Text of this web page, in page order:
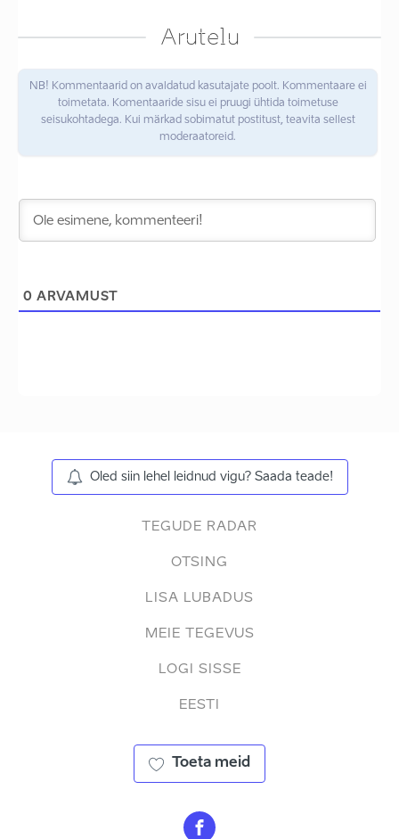
Arutelu
NB! Kommentaarid on avaldatud kasutajate poolt. Kommentaare ei
toimetata. Komentaaride sisu ei pruugi ühtida toimetuse
seisukohtadega. Kui märkad sobimatut postitust, teavita sellest
moderaatoreid.
0 ARVAMUST
Oled siin lehel leidnud vigu? Saada teade!
TEGUDE RADAR
OTSING
LISA LUBADUS
MEIE TEGEVUS
LOGI SISSE
EESTI
Toeta meid